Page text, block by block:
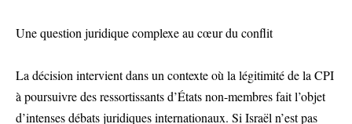
Une question juridique complexe au cœur du conflit
La décision intervient dans un contexte où la légitimité de la CPI
à poursuivre des ressortissants d’États non-membres fait l’objet
d’intenses débats juridiques internationaux. Si Israël n’est pas